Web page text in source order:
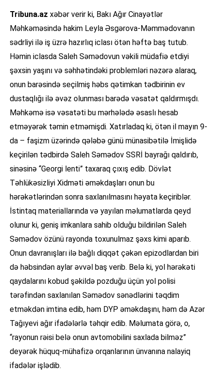
Tribuna.az xəbər verir ki, Bakı Ağır Cinayətlər
Məhkəməsində hakim Leyla Əsgərova-Məmmədovanın
sədrliyi ilə iş üzrə hazırlıq iclası ötən həftə baş tutub.
Həmin iclasda Saleh Səmədovun vəkili müdafiə etdiyi
şəxsin yaşını və səhhətindəki problemləri nəzərə alaraq,
onun barəsində seçilmiş həbs qətimkan tədbirinin ev
dustaqlığı ilə əvəz olunması barədə vəsatət qaldırmışdı.
Məhkəmə isə vəsatəti bu mərhələdə əsaslı hesab
etməyərək təmin etməmişdi. Xatırladaq ki, ötən il mayın 9-
da – faşizm üzərində qələbə günü münasibətilə İmişlidə
keçirilən tədbirdə Saleh Səmədov SSRİ bayrağı qaldırıb,
sinəsinə “Georgi lenti” taxaraq çıxış edib. Dövlət
Təhlükəsizliyi Xidməti əməkdaşları onun bu
hərəkətlərindən sonra saxlanılmasını həyata keçiriblər.
İstintaq materiallarında və yayılan məlumatlarda qeyd
olunur ki, geniş imkanlara sahib olduğu bildirilən Saleh
Səmədov özünü rayonda toxunulmaz şəxs kimi aparıb.
Onun davranışları ilə bağlı diqqət çəkən epizodlardan biri
də həbsindən aylar əvvəl baş verib. Belə ki, yol hərəkəti
qaydalarını kobud şəkildə pozduğu üçün yol polisi
tərəfindən saxlanılan Səmədov sənədlərini təqdim
etməkdən imtina edib, həm DYP əməkdaşını, həm də Azər
Tağıyevi ağır ifadələrlə təhqir edib. Məlumata görə, o,
“rayonun rəisi belə onun avtomobilini saxlada bilməz”
deyərək hüquq-mühafizə orqanlarının ünvanına nalayiq
ifadələr işlədib.